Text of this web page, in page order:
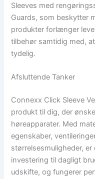
Sleeves med
Guards, som beskytter
produkter forlænger
tilbehør samtidig med,
tydelig.
Afsluttende Tanker
Connexx Click Sleeve
produkt til dig, der
høreapparater. Med
egenskaber,
størrelsesmuligheder,
investering til dagligt
udskifte, og fungerer